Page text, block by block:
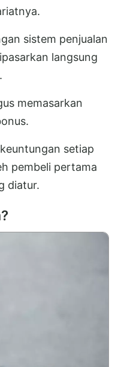
sistem penjualan
langsung
memasarkan
setiap
pembeli pertama
diatur.